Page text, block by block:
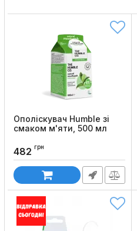
Ополіскувач Humble зі
смаком м'яти, 500 мл
482 грн